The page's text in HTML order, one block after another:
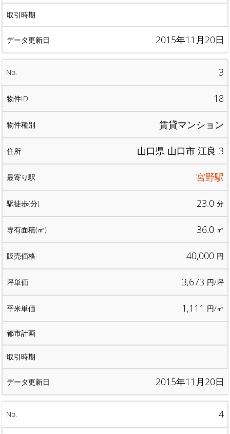
2015年11月20日
3
18
賃貸マンション
山口県 山口市 江良 3
宮野駅
23.0 分
36.0 ㎡
40,000 円
3,673 円/坪
1,111 円/㎡
2015年11月20日
4